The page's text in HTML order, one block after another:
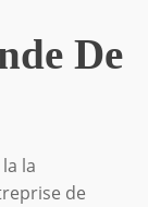
De
la
de